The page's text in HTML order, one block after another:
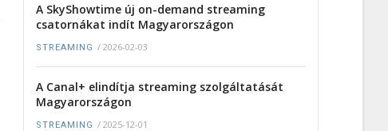
A SkyShowtime új on-demand streaming
csatornákat indít Magyarországon
STREAMING / 2026-02-03
A Canal+ elindítja streaming szolgáltatását
Magyarországon
STREAMING / 2025-12-01